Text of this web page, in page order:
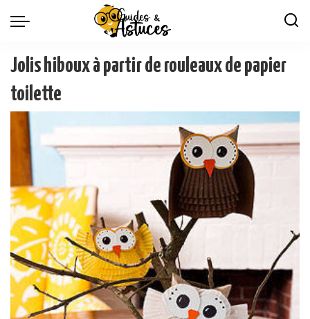
Jolis hiboux à partir de rouleaux de papier
toilette